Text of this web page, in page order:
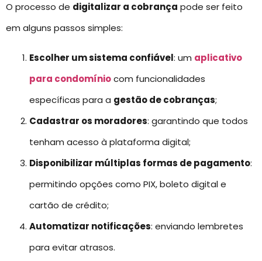
O processo de digitalizar a cobrança pode ser feito
em alguns passos simples:
Escolher um sistema confiável: um aplicativo
para condomíniocom funcionalidades
específicas para a gestão de cobranças;
Cadastrar os moradores: garantindo que todos
tenham acesso à plataforma digital;
Disponibilizar múltiplas formas de pagamento:
permitindo opções como PIX, boleto digital e
cartão de crédito;
Automatizar notificações: enviando lembretes
para evitar atrasos.